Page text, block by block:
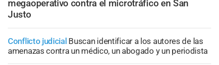
megaoperativo contra el microtráfico en San
Justo
Conflicto judicial Buscan identificar a los autores de las
amenazas contra un médico, un abogado y un periodista